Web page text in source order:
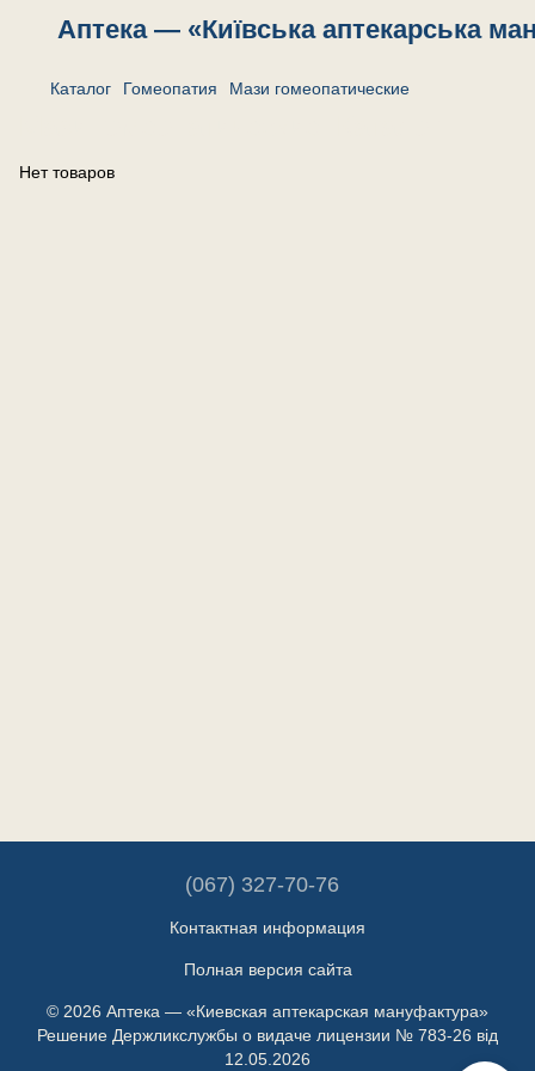
Аптека — «Київська аптекарська
Каталог Гомеопатия Мази гомеопатические
Нет товаров
(067) 327-70-76
Контактная информация
Полная версия сайта
© 2026 Аптека — «Киевская аптекарская мануфактура»
Решение Держликслужбы о видаче лицензии № 783-26 від
12.05.2026